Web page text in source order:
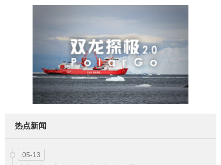
热点新闻
05-13